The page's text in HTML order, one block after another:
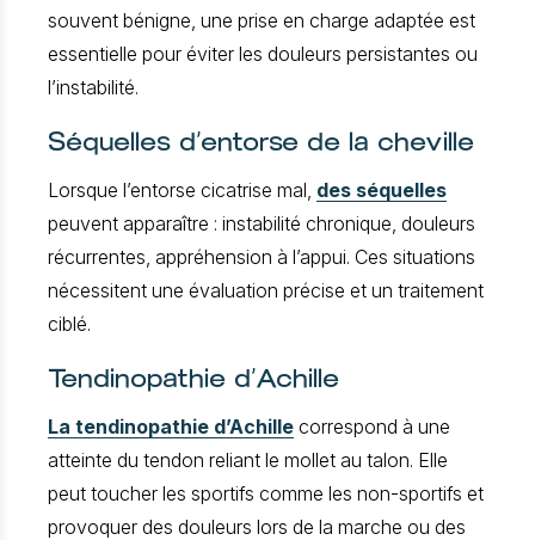
souvent bénigne, une prise en charge adaptée est
essentielle pour éviter les douleurs persistantes ou
l’instabilité.
Séquelles d’entorse de la cheville
Lorsque l’entorse cicatrise mal, des séquelles
peuvent apparaître : instabilité chronique, douleurs
récurrentes, appréhension à l’appui. Ces situations
nécessitent une évaluation précise et un traitement
ciblé.
Tendinopathie d’Achille
La tendinopathie d’Achille correspond à une
atteinte du tendon reliant le mollet au talon. Elle
peut toucher les sportifs comme les non-sportifs et
provoquer des douleurs lors de la marche ou des